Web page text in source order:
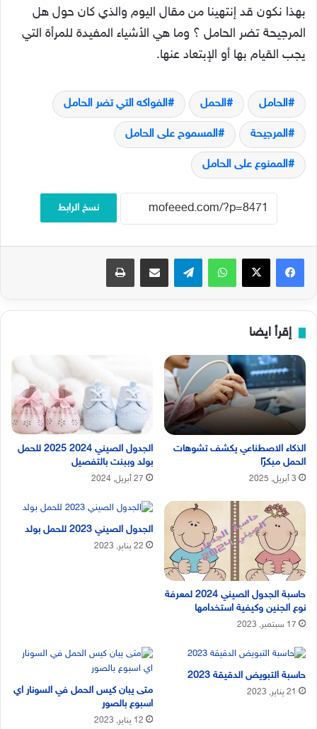
بهذا نكون قد إنتهينا من مقال اليوم والذي كان حول هل
المرجيحة تضر الحامل ؟ وما هي الأشياء المفيدة للمرأة التي
يجب القيام بها أو الإبتعاد عنها.
الحامل الحمل الفواكه التي تضر الحامل
المرجيحة المسموح على الحامل
الممنوع على الحامل
نسخ الرابط
فيسبوك‫X واتساب تيلقرام مشاركة عبر البريد طباعة
إقرأ ايضا
الذكاء الاصطناعي يكشف تشوهات
الحمل مبكرًا
3 أبريل, 2025
الجدول الصيني 2024 2025 للحمل
بولد وببنت بالتفصيل
27 أبريل, 2024
حاسبة الجدول الصيني 2024 لمعرفة
نوع الجنين وكيفية استخدامها
17 سبتمبر, 2023
الجدول الصيني 2023 للحمل بولد
22 يناير, 2023
حاسبة التبويض الدقيقة 2023
21 يناير, 2023
متى يبان كيس الحمل في السونار اي
اسبوع بالصور
12 يناير, 2023